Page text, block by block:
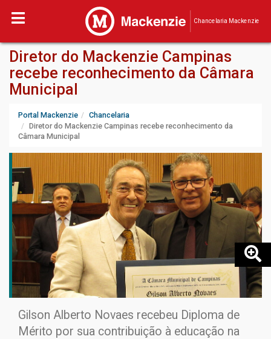
Chancelaria Mackenzie
Diretor do Mackenzie Campinas
recebe reconhecimento da Câmara
Municipal
Portal Mackenzie
Chancelaria
Diretor do Mackenzie Campinas recebe reconhecimento da
Câmara Municipal
Gilson Alberto Novaes recebeu Diploma de
Mérito por sua contribuição à educação na